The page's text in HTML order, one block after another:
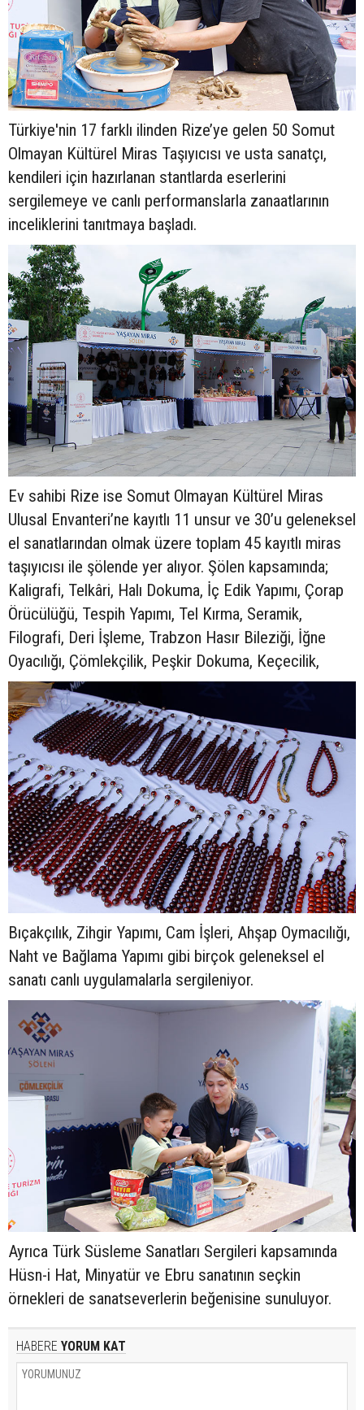
Türkiye'nin 17 farklı ilinden Rize’ye gelen 50 Somut
Olmayan Kültürel Miras Taşıyıcısı ve usta sanatçı,
kendileri için hazırlanan stantlarda eserlerini
sergilemeye ve canlı performanslarla zanaatlarının
inceliklerini tanıtmaya başladı.
Ev sahibi Rize ise Somut Olmayan Kültürel Miras
Ulusal Envanteri’ne kayıtlı 11 unsur ve 30’u geleneksel
el sanatlarından olmak üzere toplam 45 kayıtlı miras
taşıyıcısı ile şölende yer alıyor. Şölen kapsamında;
Kaligrafi, Telkâri, Halı Dokuma, İç Edik Yapımı, Çorap
Örücülüğü, Tespih Yapımı, Tel Kırma, Seramik,
Filografi, Deri İşleme, Trabzon Hasır Bileziği, İğne
Oyacılığı, Çömlekçilik, Peşkir Dokuma, Keçecilik,
Bıçakçılık, Zihgir Yapımı, Cam İşleri, Ahşap Oymacılığı,
Naht ve Bağlama Yapımı gibi birçok geleneksel el
sanatı canlı uygulamalarla sergileniyor.
Ayrıca Türk Süsleme Sanatları Sergileri kapsamında
Hüsn-i Hat, Minyatür ve Ebru sanatının seçkin
örnekleri de sanatseverlerin beğenisine sunuluyor.
HABERE YORUM KAT